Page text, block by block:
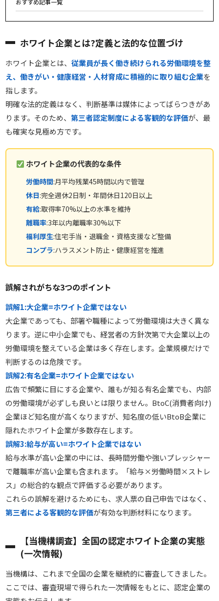
おすすめ記事一覧
ホワイト企業とは?定義と法的な位置づけ
ホワイト企業とは、従業員が長く働き続けられる労働環境を整
え、働きがい・健康経営・人材育成に積極的に取り組む企業を
指します。
明確な法的定義はなく、判断基準は媒体によってばらつきがあ
ります。そのため、第三者認定制度による客観的な評価が、最
も確実な見極め方です。
ホワイト企業の代表的な条件
労働時間:月平均残業45時間以内で管理
休日:完全週休2日制・年間休日120日以上
有給:取得率70%以上の水準を維持
離職率:3年以内離職率30%以下
福利厚生:住宅手当・退職金・資格支援など整備
コンプラ:ハラスメント防止・健康経営を推進
誤解されがちな3つのポイント
誤解1:大企業=ホワイト企業ではない
大企業であっても、部署や職種によって労働環境は大きく異な
ります。逆に中小企業でも、経営者の方針次第で大企業以上の
労働環境を整えている企業は多く存在します。企業規模だけで
判断するのは危険です。
誤解2:有名企業=ホワイト企業ではない
広告で頻繁に目にする企業や、誰もが知る有名企業でも、内部
の労働環境が必ずしも良いとは限りません。BtoC(消費者向け)
企業ほど知名度が高くなりますが、知名度の低いBtoB企業に
隠れたホワイト企業が多数存在します。
誤解3:給与が高い=ホワイト企業ではない
給与水準が高い企業の中には、長時間労働や強いプレッシャー
で離職率が高い企業も含まれます。「給与×労働時間×ストレ
ス」の総合的な観点で評価する必要があります。
これらの誤解を避けるためにも、求人票の自己申告ではなく、
第三者による客観的な評価が有効な判断材料になります。
【当機構調査】全国の認定ホワイト企業の実態
(一次情報)
当機構は、これまで全国の企業を継続的に審査してきました。
ここでは、審査現場で得られた一次情報をもとに、認定企業の